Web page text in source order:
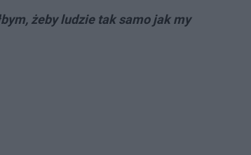
żeby ludzie tak samo jak my